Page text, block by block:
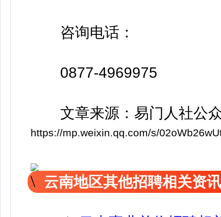
咨询电话：
0877-4969975
文章来源：易门人社公
https://mp.weixin.qq.com/s/
云南地区其他招聘相关资